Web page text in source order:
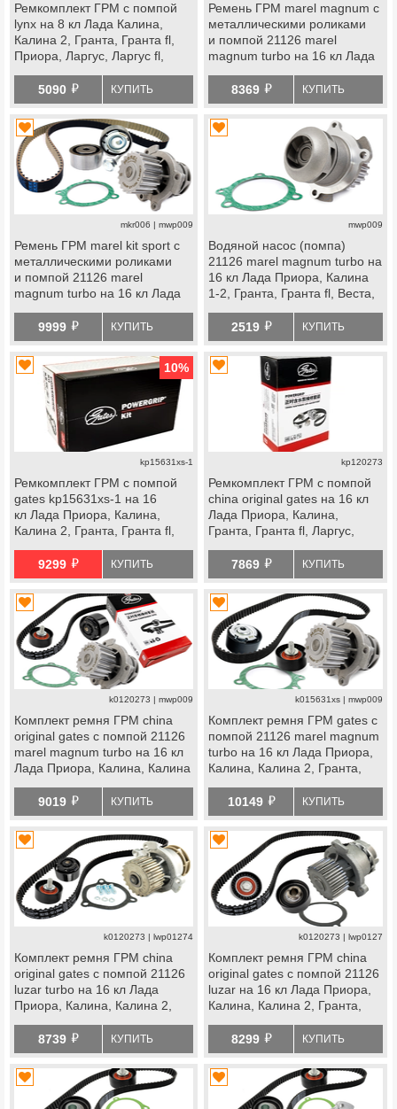
Ремкомплект ГРМ с помпой
lynx на 8 кл Лада Калина,
Калина 2, Гранта, Гранта fl,
Приора, Ларгус, Ларгус fl,
5090 й КУПИТЬ
Ремень ГРМ marel magnum с
металлическими роликами
и помпой 21126 marel
magnum turbo на 16 кл Лада
Гранта, Гранта fl, Ларгус,
Ларгус fl, Веста, Икс Рей,
datsun
8369 й КУПИТЬ
mkr006 | mwp009
Ремень ГРМ marel kit sport с
металлическими роликами
и помпой 21126 marel
magnum turbo на 16 кл Лада
Гранта, Гранта fl, Ларгус,
Ларгус fl, Веста, Икс Рей,
datsun
9999 й КУПИТЬ
mwp009
Водяной насос (помпа)
21126 marel magnum turbo на
16 кл Лада Приора, Калина
1-2, Гранта, Гранта fl, Веста,
Ларгус fl, Искра, ВАЗ 2114
Супер Авто, datsun
2519 й КУПИТЬ
10%
kp15631xs-1
Ремкомплект ГРМ с помпой
gates kp15631xs-1 на 16
кл Лада Приора, Калина,
Калина 2, Гранта, Гранта fl,
Рей, datsun
9299 й КУПИТЬ
kp120273
Ремкомплект ГРМ с помпой
china original gates на 16 кл
Лада Приора, Калина,
Гранта, Гранта fl, Ларгус,
datsun7869 й КУПИТЬ
k0120273 | mwp009
Комплект ремня ГРМ china
original gates с помпой 21126
marel magnum turbo на 16 кл
Лада Приора, Калина, Калина
Ларгус fl, Веста, Икс
Рей, datsun
9019 й КУПИТЬ
k015631xs | mwp009
Комплект ремня ГРМ gates с
помпой 21126 marel magnum
turbo на 16 кл Лада Приора,
Калина, Калина 2, Гранта,
Веста, Икс Рей, datsun
10149 й КУПИТЬ
k0120273 | lwp01274
Комплект ремня ГРМ china
original gates с помпой 21126
luzar turbo на 16 кл Лада
Приора, Калина, Калина 2,
Ларгус fl, Веста, Икс
Рей, datsun
8739 й КУПИТЬ
k0120273 | lwp0127
Комплект ремня ГРМ china
original gates с помпой 21126
luzar на 16 кл Лада Приора,
Калина, Калина 2, Гранта,
Веста, Икс Рей, datsun
8299 й КУПИТЬ